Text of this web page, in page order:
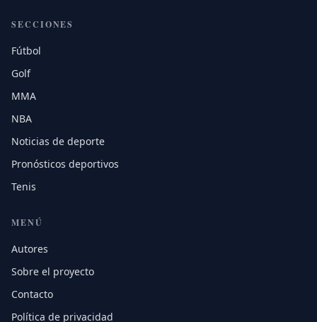
SECCIONES
Fútbol
Golf
MMA
NBA
Noticias de deporte
Pronósticos deportivos
Tenis
MENÚ
Autores
Sobre el proyecto
Contacto
Política de privacidad